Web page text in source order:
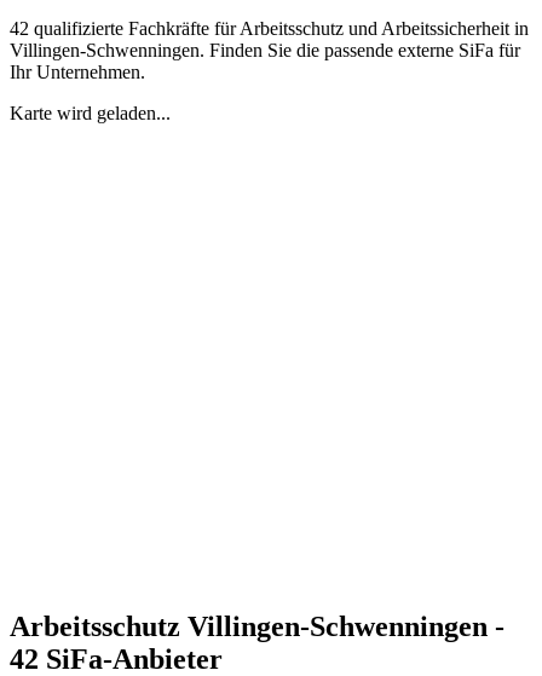
42 qualifizierte Fachkräfte für Arbeitsschutz und Arbeitssicherheit in
Villingen-Schwenningen. Finden Sie die passende externe SiFa für
Ihr Unternehmen.
Karte wird geladen...
Arbeitsschutz Villingen-Schwenningen -
42 SiFa-Anbieter